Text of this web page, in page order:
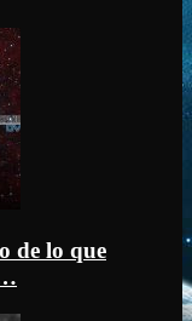
de lo que